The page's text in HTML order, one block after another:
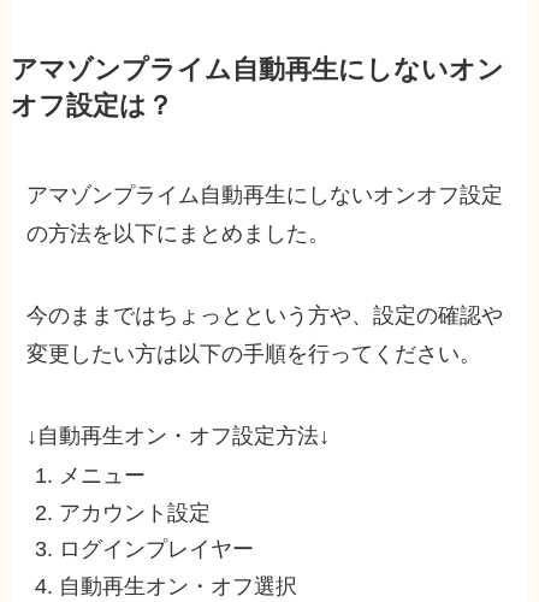
アマゾンプライム自動再生にしないオン
オフ設定は？
アマゾンプライム自動再生にしないオンオフ設定
の方法を以下にまとめました。
今のままではちょっとという方や、設定の確認や
変更したい方は以下の手順を行ってください。
↓自動再生オン・オフ設定方法↓
メニュー
アカウント設定
ログインプレイヤー
自動再生オン・オフ選択